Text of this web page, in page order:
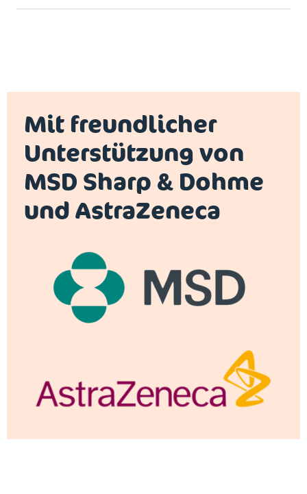
Mit freundlicher
Unterstützung von
MSD Sharp & Dohme
und AstraZeneca